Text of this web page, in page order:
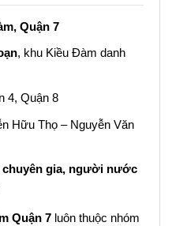
Quận 7
, khu Kiều Đàm danh
4, Quận 8
Hữu Thọ – Nguyễn Văn
chuyên gia, người nước
Quận 7 luôn thuộc nhóm